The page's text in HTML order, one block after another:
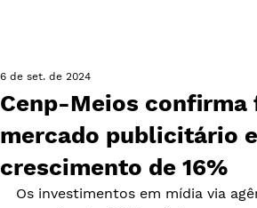
Cenp-Meios confirma
mercado publicitário
crescimento de 16%
6 de set. de 2024
Os investimentos em mídia via